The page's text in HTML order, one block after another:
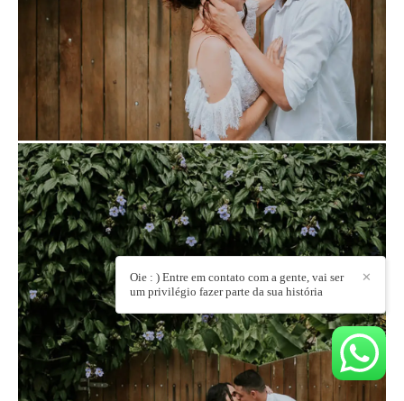
✕
Oie : ) Entre em contato com a gente, vai ser
um privilégio fazer parte da sua história